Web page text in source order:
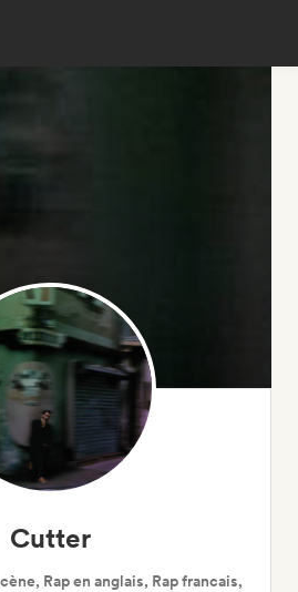
Cutter
Rap en anglais, Rap francais,